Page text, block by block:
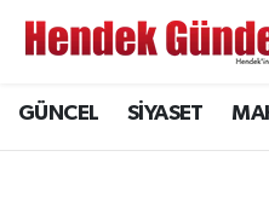
GÜNCEL SİYASET
Sakarya Hava